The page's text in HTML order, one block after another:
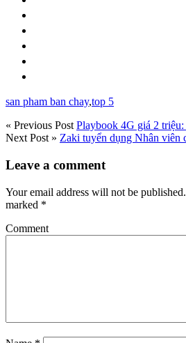
san pham ban chay,top 5
« Previous Post Playbook 4G giá 2
Next Post » Zaki tuyển dụng Nhân viên
Leave a comment
Your email address will not be published.
marked *
Comment